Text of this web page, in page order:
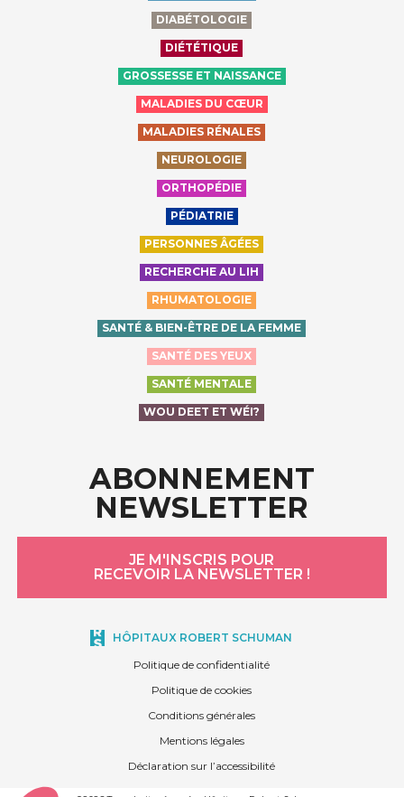
DIABÉTOLOGIE
DIÉTÉTIQUE
GROSSESSE ET NAISSANCE
MALADIES DU CŒUR
MALADIES RÉNALES
NEUROLOGIE
ORTHOPÉDIE
PÉDIATRIE
PERSONNES ÂGÉES
RECHERCHE AU LIH
RHUMATOLOGIE
SANTÉ & BIEN-ÊTRE DE LA FEMME
SANTÉ DES YEUX
SANTÉ MENTALE
WOU DEET ET WÉI?
ABONNEMENT
NEWSLETTER
JE M'INSCRIS POUR
RECEVOIR LA NEWSLETTER !
HÔPITAUX ROBERT SCHUMAN
Politique de confidentialité
Politique de cookies
Conditions générales
Mentions légales
Déclaration sur l’accessibilité